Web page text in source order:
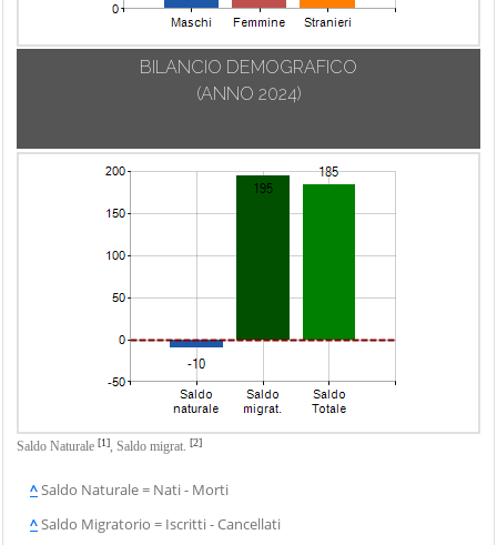
Trebisacce
Vaccarizzo
Albanese
Verbicaro
Zumpano
BILANCIO DEMOGRAFICO
(ANNO 2024)
Saldo Naturale [1], Saldo migrat. [2]
^Saldo Naturale = Nati - Morti
^Saldo Migratorio = Iscritti - Cancellati